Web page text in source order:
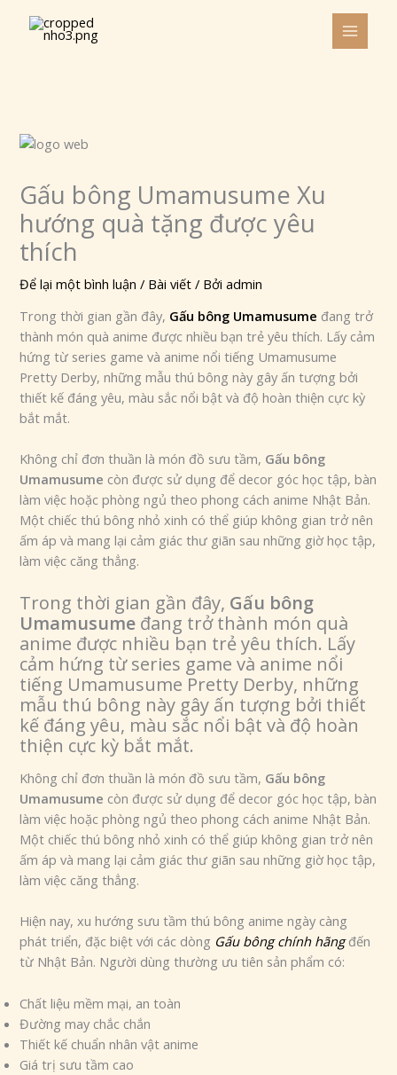
Gấu bông Umamusume Xu
hướng quà tặng được yêu
thích
Để lại một bình luận / Bài viết / Bởiadmin
Trong thời gian gần đây, Gấu bông Umamusume đang trở
thành món quà anime được nhiều bạn trẻ yêu thích. Lấy cảm
hứng từ series game và anime nổi tiếng Umamusume
Pretty Derby, những mẫu thú bông này gây ấn tượng bởi
thiết kế đáng yêu, màu sắc nổi bật và độ hoàn thiện cực kỳ
bắt mắt.
Không chỉ đơn thuần là món đồ sưu tầm, Gấu bông
Umamusume còn được sử dụng để decor góc học tập, bàn
làm việc hoặc phòng ngủ theo phong cách anime Nhật Bản.
Một chiếc thú bông nhỏ xinh có thể giúp không gian trở nên
ấm áp và mang lại cảm giác thư giãn sau những giờ học tập,
làm việc căng thẳng.
Trong thời gian gần đây, Gấu bông
Umamusume đang trở thành món quà
anime được nhiều bạn trẻ yêu thích. Lấy
cảm hứng từ series game và anime nổi
tiếng Umamusume Pretty Derby, những
mẫu thú bông này gây ấn tượng bởi thiết
kế đáng yêu, màu sắc nổi bật và độ hoàn
thiện cực kỳ bắt mắt.
Không chỉ đơn thuần là món đồ sưu tầm, Gấu bông
Umamusume còn được sử dụng để decor góc học tập, bàn
làm việc hoặc phòng ngủ theo phong cách anime Nhật Bản.
Một chiếc thú bông nhỏ xinh có thể giúp không gian trở nên
ấm áp và mang lại cảm giác thư giãn sau những giờ học tập,
làm việc căng thẳng.
Hiện nay, xu hướng sưu tầm thú bông anime ngày càng
phát triển, đặc biệt với các dòng Gấu bông chính hãngđến
từ Nhật Bản. Người dùng thường ưu tiên sản phẩm có:
Chất liệu mềm mại, an toàn
Đường may chắc chắn
Thiết kế chuẩn nhân vật anime
Giá trị sưu tầm cao